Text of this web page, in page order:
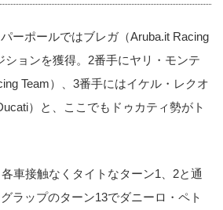
ーポールではブレガ（Aruba.it Racing
ションを獲得。2番手にヤリ・モンテ
Team）、3番手にはイケル・レクオ
）と、ここでもドゥカティ勢がト
車接触なくタイトなターン1、2と通
ラップのターン13でダニーロ・ペト